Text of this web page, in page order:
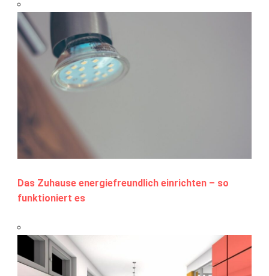
Das Zuhause energiefreundlich einrichten – so
funktioniert es